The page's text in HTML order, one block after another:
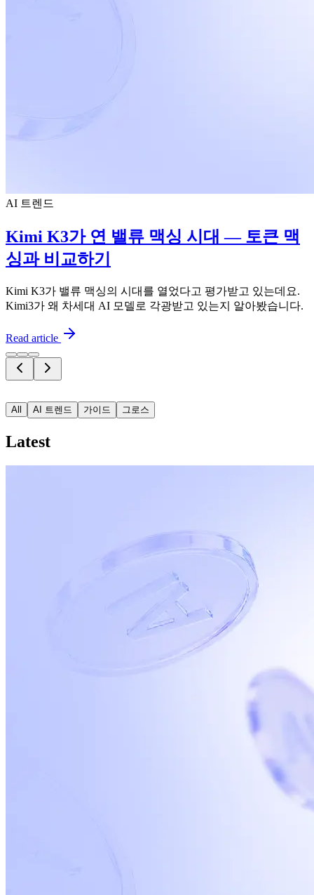
AI 트렌드
Kimi K3가 연 밸류 맥싱 시대 — 토큰 맥
싱과 비교하기
Kimi K3가 밸류 맥싱의 시대를 열었다고 평가받고 있는데요.
Kimi3가 왜 차세대 AI 모델로 각광받고 있는지 알아봤습니다.
Read article
ThinkingAI 뉴스레터 구독 ThinkingAI 뉴스레터 구독하기
All AI 트렌드 가이드 그로스
Latest